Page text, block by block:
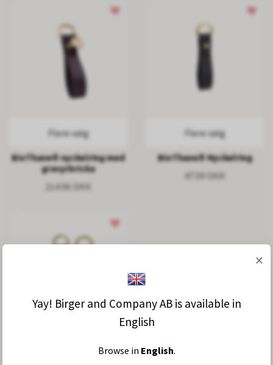
Flere valg
BioThane® nyckelring med
gravyrbricka
214.96 DKK
Flere valg
BioThane® Nyckelring
47.09 DKK
×
Yay! Birger and Company AB is available in
English
Browse in English.